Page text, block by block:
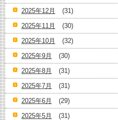
2025年12月
(31)
2025年11月
(30)
2025年10月
(32)
2025年9月
(30)
2025年8月
(31)
2025年7月
(31)
2025年6月
(29)
2025年5月
(31)